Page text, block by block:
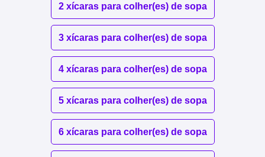
2 xícaras para colher(es) de sopa
3 xícaras para colher(es) de sopa
4 xícaras para colher(es) de sopa
5 xícaras para colher(es) de sopa
6 xícaras para colher(es) de sopa